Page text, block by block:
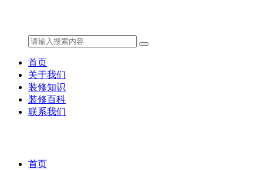
首页
关于我们
装修知识
装修百科
联系我们
首页